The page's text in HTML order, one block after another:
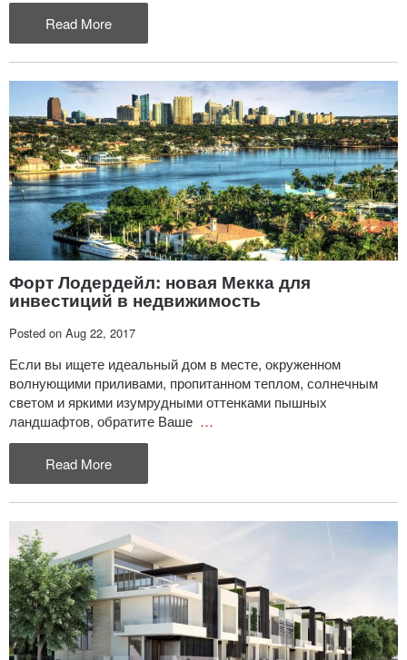
Read More
Форт Лодердейл: новая Мекка для
инвестиций в недвижимость
Posted on Aug 22, 2017
Если вы ищете идеальный дом в месте, окруженном
волнующими приливами, пропитанном теплом, солнечным
светом и яркими изумрудными оттенками пышных
ландшафтов, обратите Ваше …
Read More